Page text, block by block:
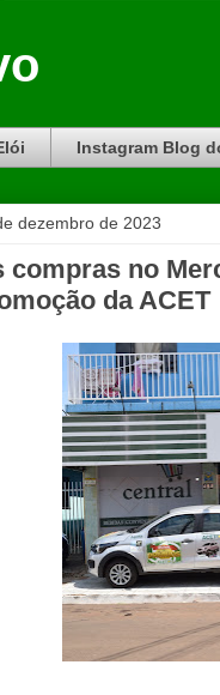
Instagram Blog
dezembro de 2023
compras no
da ACET